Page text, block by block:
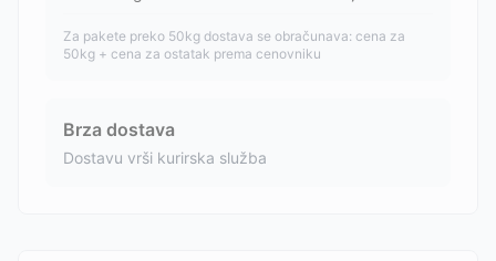
Za pakete preko 50kg dostava se obračunava: cena za
50kg + cena za ostatak prema cenovniku
Brza dostava
Dostavu vrši kurirska služba